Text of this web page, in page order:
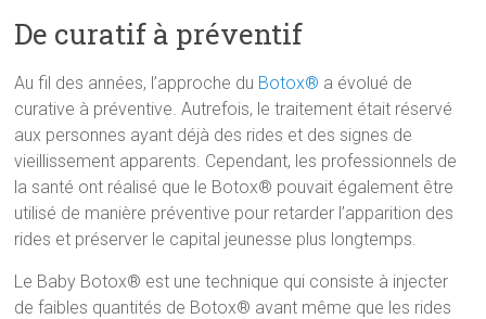
De curatif à préventif
Au fil des années, l’approche du Botox® a évolué de
curative à préventive. Autrefois, le traitement était réservé
aux personnes ayant déjà des rides et des signes de
vieillissement apparents. Cependant, les professionnels de
la santé ont réalisé que le Botox® pouvait également être
utilisé de manière préventive pour retarder l’apparition des
rides et préserver le capital jeunesse plus longtemps.
Le Baby Botox® est une technique qui consiste à injecter
de faibles quantités de Botox® avant même que les rides